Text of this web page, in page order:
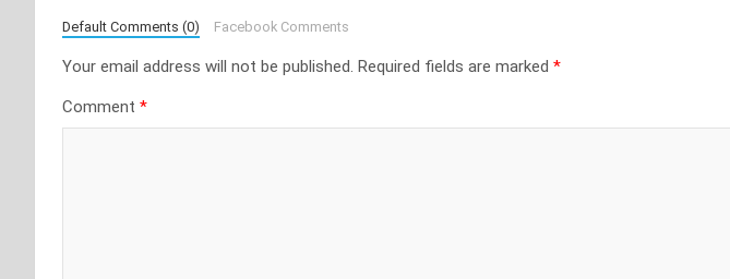
Default Comments (0) Facebook Comments
Your email address will not be published. Required fields are marked *
Comment *